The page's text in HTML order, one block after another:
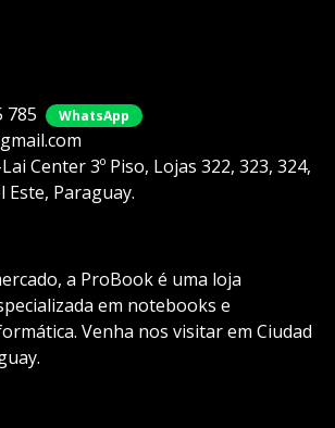
785 WhatsApp
Center 3º Piso, Lojas 322, 323, 324,
Este, Paraguay.
a ProBook é uma loja
em notebooks e
Venha nos visitar em Ciudad